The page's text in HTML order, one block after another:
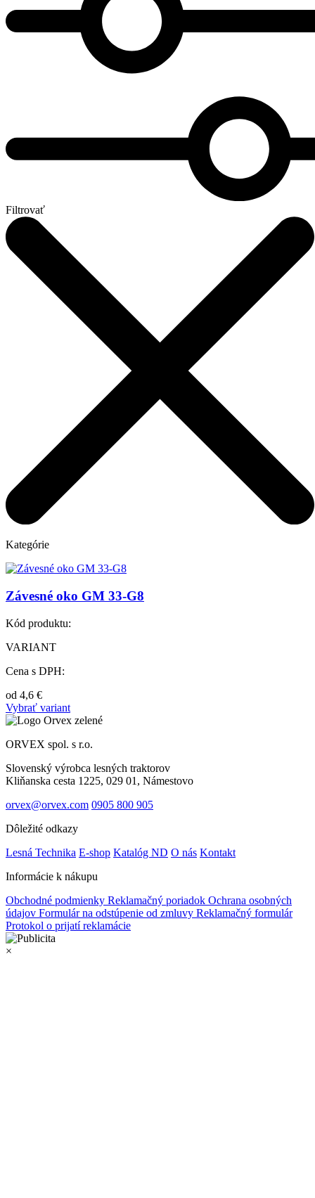
Filtrovať
Kategórie
Závesné oko GM 33-G8
Kód produktu:
VARIANT
Cena s DPH:
od 4,6 €
Vybrať variant
ORVEX spol. s r.o.
Slovenský výrobca lesných traktorov
Kliňanska cesta 1225, 029 01, Námestovo
orvex@orvex.com 0905 800 905
Dôležité odkazy
Lesná Technika E-shop Katalóg ND O nás Kontakt
Informácie k nákupu
Obchodné podmienky Reklamačný poriadok Ochrana osobných
údajov Formulár na odstúpenie od zmluvy Reklamačný formulár
Protokol o prijatí reklamácie
×